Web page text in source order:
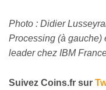
Photo : Didier
Processing (à gauche)
leader chez IBM
Suivez Coins.fr sur